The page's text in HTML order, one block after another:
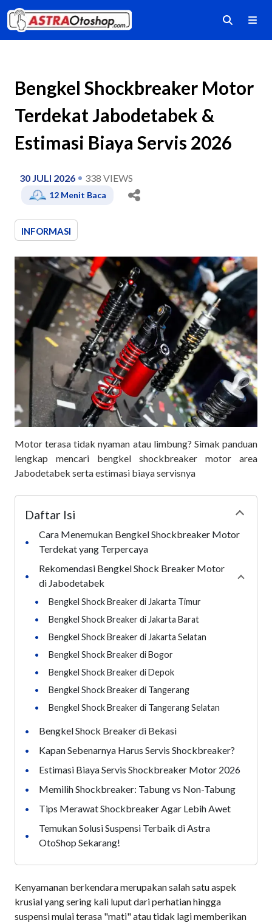
Bengkel Shockbreaker Motor
Terdekat Jabodetabek &
Estimasi Biaya Servis 2026
30 JULI 2026 338 VIEWS
12 Menit Baca
INFORMASI
Motor terasa tidak nyaman atau limbung? Simak panduan
lengkap mencari bengkel shockbreaker motor area
Jabodetabek serta estimasi biaya servisnya
Daftar Isi
•
Cara Menemukan Bengkel Shockbreaker Motor
Terdekat yang Terpercaya
•
Rekomendasi Bengkel Shock Breaker Motor
di Jabodetabek
•
Bengkel Shock Breaker di Jakarta Timur
•
Bengkel Shock Breaker di Jakarta Barat
•
Bengkel Shock Breaker di Jakarta Selatan
•
Bengkel Shock Breaker di Bogor
•
Bengkel Shock Breaker di Depok
•
Bengkel Shock Breaker di Tangerang
•
Bengkel Shock Breaker di Tangerang Selatan
• Bengkel Shock Breaker di Bekasi
• Kapan Sebenarnya Harus Servis Shockbreaker?
• Estimasi Biaya Servis Shockbreaker Motor 2026
• Memilih Shockbreaker: Tabung vs Non-Tabung
• Tips Merawat Shockbreaker Agar Lebih Awet
•
Temukan Solusi Suspensi Terbaik di Astra
OtoShop Sekarang!
Kenyamanan berkendara merupakan salah satu aspek
krusial yang sering kali luput dari perhatian hingga
suspensi mulai terasa "mati" atau tidak lagi memberikan